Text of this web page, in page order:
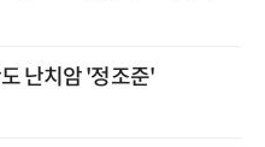
난치암 '정조준'